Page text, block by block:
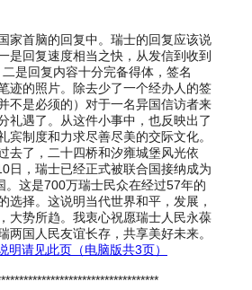
家首脑的回复中。瑞士的回复应该说
是回复速度相当之快，从发信到收到
是回复内容十分完备得体，签名
迹的照片。除去少了一个经办人的签
不是必须的）对于一名异国信访者来
礼遇了。从这件小事中，也反映出了
宾制度和力求尽善尽美的交际文化。
去了，二十四桥和汐雍城堡风光依
日，瑞士已经正式被联合国接纳成为
。这是700万瑞士民众在经过57年的
选择。这说明当代世界和平，发展，
大势所趋。我衷心祝愿瑞士人民永葆
两国人民友谊长存，共享美好未来。
明请见此页（电脑版共3页）